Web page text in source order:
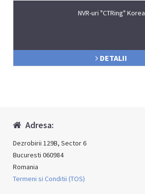
NVR-uri "CTRing" Korea
DETALII
Adresa:
Dezrobirii 129B, Sector 6
Bucuresti 060984
Romania
Termeni si Conditii (TOS)